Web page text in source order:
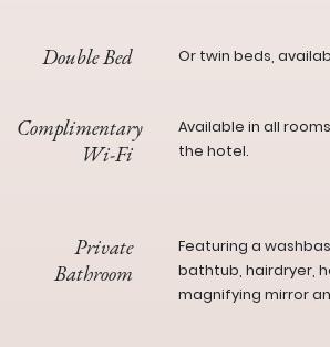
Double Bed Or twin beds,
Complimentary
Wi-Fi
Available in all
the hotel.
Private
Bathroom
Featuring a
bathtub, hairdryer,
magnifying mirror